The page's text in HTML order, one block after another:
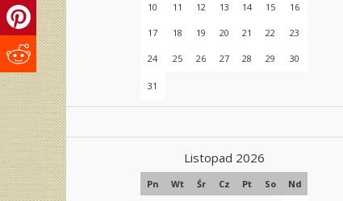
10 11 12 13 14 15 16
17 18 19 20 21 22 23
24 25 26 27 28 29 30
31
Listopad 2026
Pn Wt Śr Cz Pt So
Nd